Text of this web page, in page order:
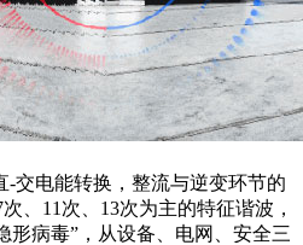
-交电能转换，整流与逆变环节的
、11次、13次为主的特征谐波，
形病毒”，从设备、电网、安全三